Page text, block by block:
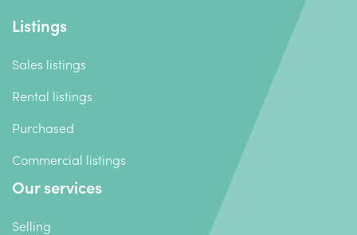
Listings
Sales listings
Rental listings
Purchased
Commercial listings
Our services
Selling